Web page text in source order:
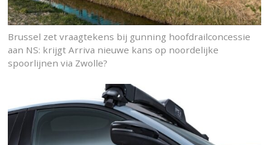
Brussel zet vraagtekens bij gunning hoofdrailconcessie
aan NS: krijgt Arriva nieuwe kans op noordelijke
spoorlijnen via Zwolle?